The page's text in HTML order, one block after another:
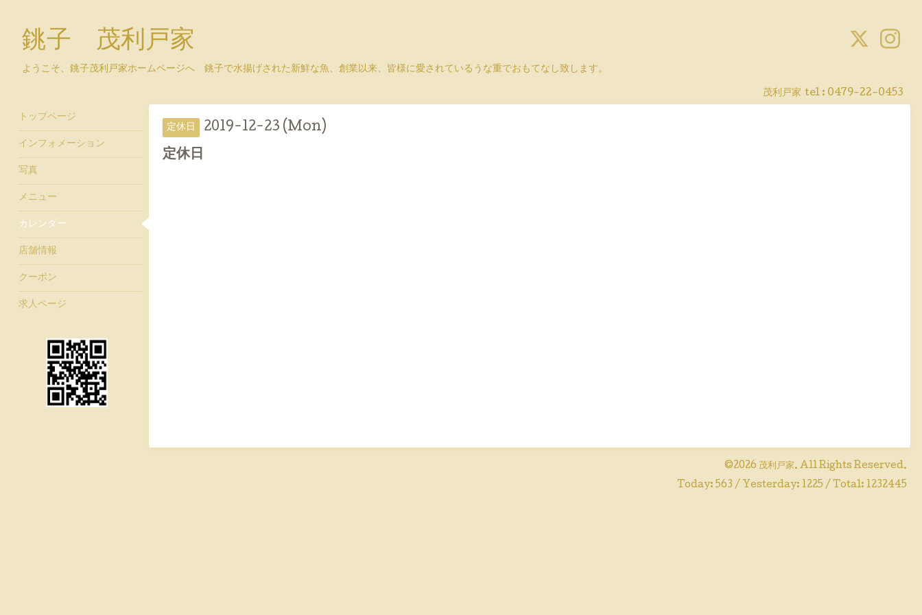
銚子 茂利戸家
ようこそ、銚子茂利戸家ホームページへ 銚子で水揚げされた新鮮な魚、創業以来、皆様に愛されているうな重でおもてなし致します。
茂利戸家 tel : 0479-22-0453
定休日 2019-12-23 (Mon)
定休日
©2026 茂利戸家. All Rights Reserved.
Today: 563 / Yesterday: 1225 / Total: 1232445
トップページ
インフォメーション
写真
メニュー
カレンダー
店舗情報
クーポン
求人ページ